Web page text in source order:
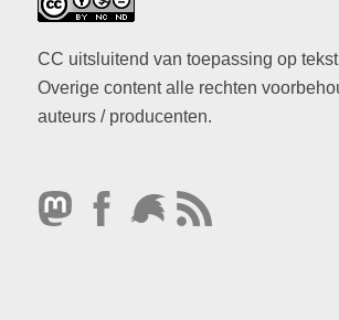
CC uitsluitend van toepassing op
Overige content alle rechten
auteurs / producenten.